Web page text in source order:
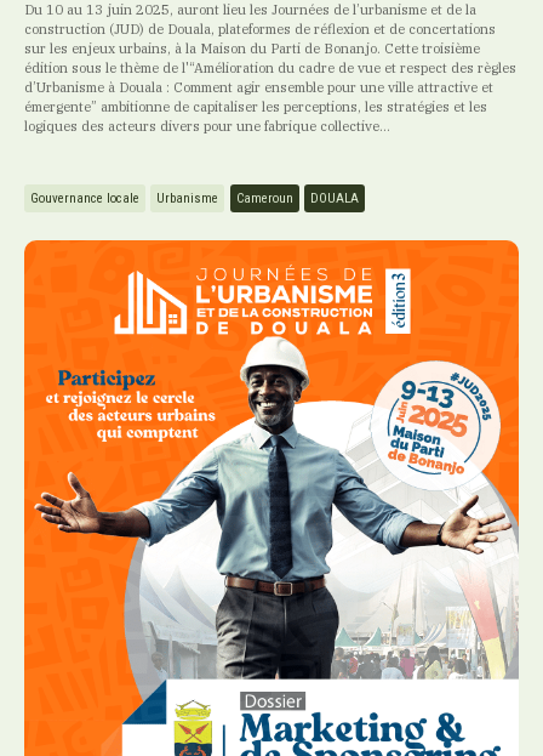
Du 10 au 13 juin 2025, auront lieu les Journées de l’urbanisme et de la
construction (JUD) de Douala, plateformes de réflexion et de concertations
sur les enjeux urbains, à la Maison du Parti de Bonanjo. Cette troisième
édition sous le thème de l'“Amélioration du cadre de vue et respect des règles
d’Urbanisme à Douala : Comment agir ensemble pour une ville attractive et
émergente” ambitionne de capitaliser les perceptions, les stratégies et les
logiques des acteurs divers pour une fabrique collective...
Gouvernance locale Urbanisme Cameroun DOUALA